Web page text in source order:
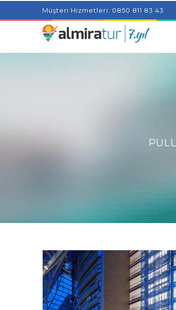
Project Milenial featuring news blogs and
Kids Amazingly Simple Skin Care Tips For
Müşteri Hizmetleri: 0850 811 83 43